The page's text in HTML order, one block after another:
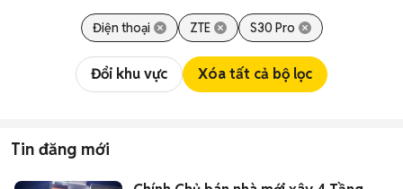
Điện thoại ZTE S30 Pro
Đổi khu vực Xóa tất cả bộ lọc
Tin đăng mới